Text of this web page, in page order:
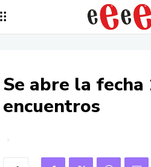
Se abre la fecha
encuentros